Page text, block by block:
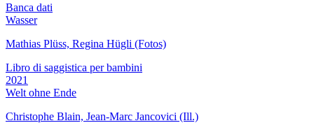
Banca dati
Wasser
Mathias Plüss, Regina Hügli (Fotos)
Libro di saggistica per bambini
2021
Welt ohne Ende
Christophe Blain, Jean-Marc Jancovici (Ill.)